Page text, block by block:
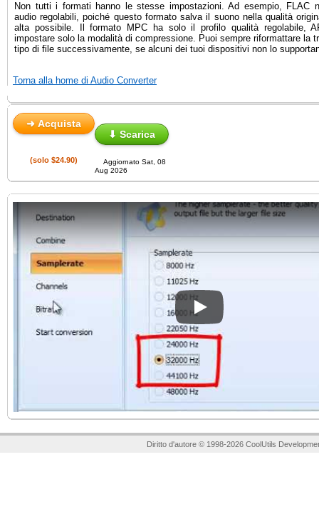
Non tutti i formati hanno le stesse impostazioni. Ad esempio, FLAC
audio regolabili, poiché questo formato salva il suono nella qualità
alta possibile. Il formato MPC ha solo il profilo qualità regolabile,
impostare solo la modalità di compressione. Puoi sempre riformattare la
tipo di file successivamente, se alcuni dei tuoi dispositivi non lo
Torna alla home di Audio Converter
➜ Acquista
⬇ Scarica
(solo $24.90)
Aggiornato Sat, 08
Aug 2026
Play
Diritto d'autore © 1998-2026 CoolUtils